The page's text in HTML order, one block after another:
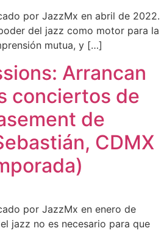
por JazzMx en abril de 2022.
del jazz como motor para la
mutua, y […]
Arrancan
conciertos de
de
CDMX
por JazzMx en enero de
jazz no es necesario para que